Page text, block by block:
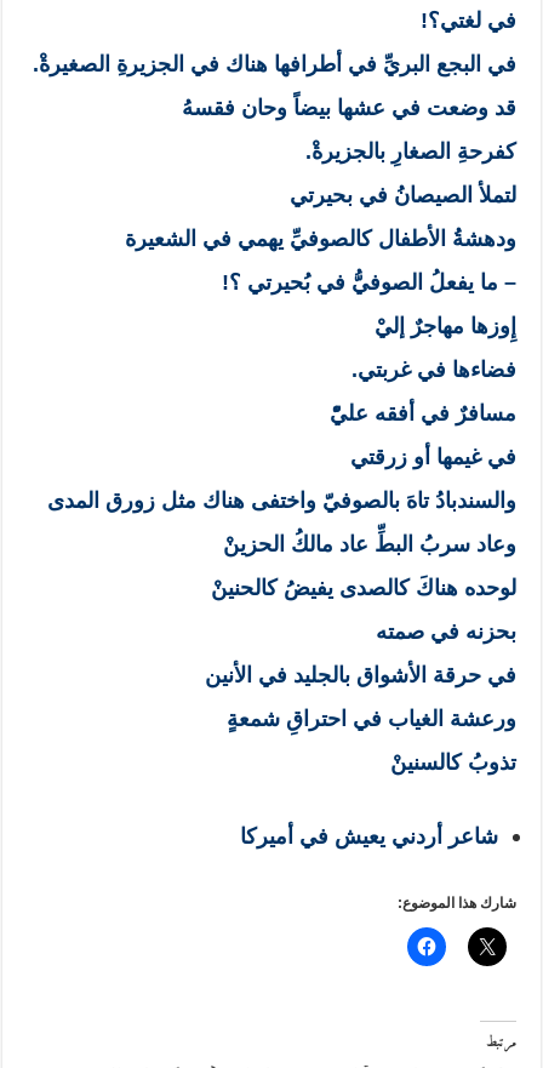
في لغتي؟!
في البجع البريِّ في أطرافها هناك في الجزيرةِ الصغيرةْ.
قد وضعت في عشها بيضاً وحان فقسهُ
كفرحةِ الصغارِ بالجزيرةْ.
لتملأ الصيصانُ في بحيرتي
ودهشةُ الأطفال كالصوفيِّ يهمي في الشعيرة
– ما يفعلُ الصوفيُّ في بُحيرتي ؟!
إِوزها مهاجرٌ إليْ
فضاءها في غربتي.
مسافرٌ في أفقه عليّْ
في غيمها أو زرقتي
والسندبادُ تاهَ بالصوفيّ واختفى هناك مثل زورق المدى
وعاد سربُ البطِّ عاد مالكُ الحزينْ
لوحده هناكَ كالصدى يفيضُ كالحنينْ
بحزنه في صمته
في حرقة الأشواق بالجليد في الأنين
ورعشة الغياب في احتراقِ شمعةٍ
تذوبُ كالسنينْ
شاعر أردني يعيش في أميركا
شارك هذا الموضوع:
مرتبط